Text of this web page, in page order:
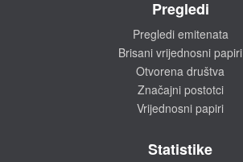
Pregledi
Pregledi emitenata
Brisani vrijednosni papiri
Otvorena društva
Značajni postotci
Vrijednosni papiri
Statistike